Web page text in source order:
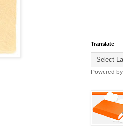
Translate
Powered by